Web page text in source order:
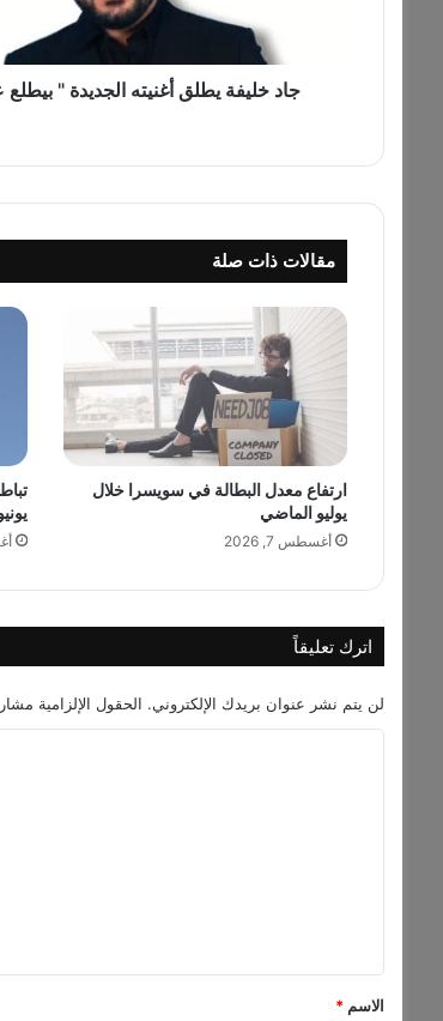
أ
ي
ه
ا
ج
ة
"
ب
ي
ل
ع
ب
ل
جاد خليفة يطلق أغنيته الجديدة " بيطلع
مقالات ذات صلة
ارتفاع معدل البطالة في سويسرا خلال
يوليو الماضي
أغسطس 7, 2026
اترك تعليقاً
لن يتم نشر عنوان بريدك الإلكتروني. الحقول الإلزامية مشار
*
الاسم *